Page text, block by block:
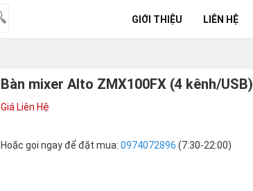
GIỚI THIỆU LIÊN HỆ
Bàn mixer Alto ZMX100FX (4 kênh/USB)
Giá Liên Hệ
Hoặc gọi ngay để đặt mua: 0974072896 (7:30-22:00)